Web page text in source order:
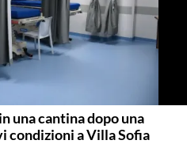
una cantina dopo una
condizioni a Villa Sofia